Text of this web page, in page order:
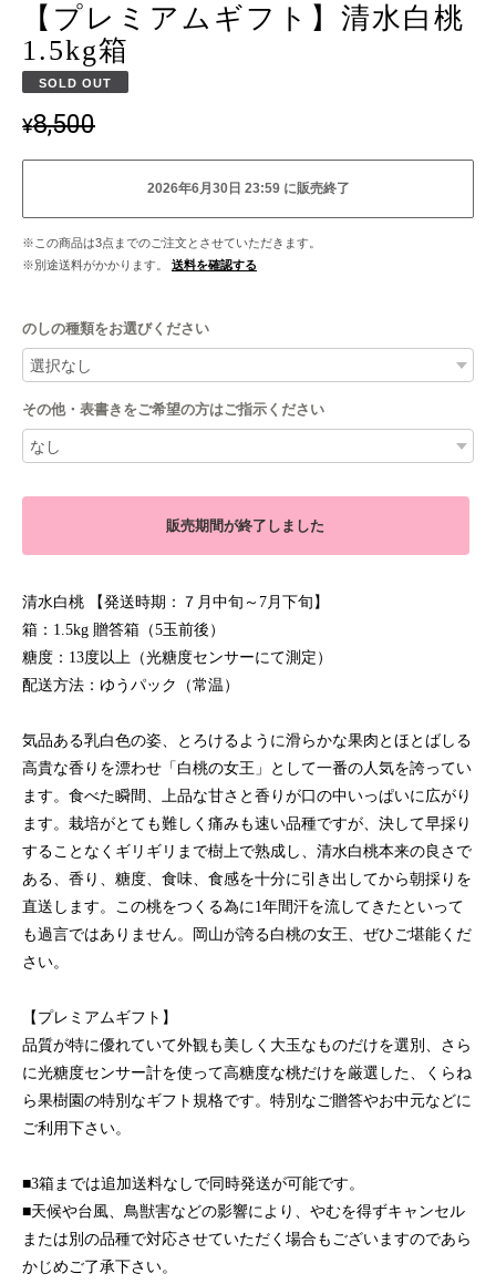
【プレミアムギフト】清水白桃
1.5kg箱
SOLD OUT
¥8,500
2026年6月30日 23:59 に販売終了
※この商品は3点までのご注文とさせていただきます。
※別途送料がかかります。
送料を確認する
のしの種類をお選びください
その他・表書きをご希望の方はご指示ください
販売期間が終了しました
清水白桃 【発送時期：７月中旬～7月下旬】
箱：1.5kg 贈答箱（5玉前後）
糖度：13度以上（光糖度センサーにて測定）
配送方法：ゆうパック（常温）
気品ある乳白色の姿、とろけるように滑らかな果肉とほとばしる
高貴な香りを漂わせ「白桃の女王」として一番の人気を誇ってい
ます。食べた瞬間、上品な甘さと香りが口の中いっぱいに広がり
ます。栽培がとても難しく痛みも速い品種ですが、決して早採り
することなくギリギリまで樹上で熟成し、清水白桃本来の良さで
ある、香り、糖度、食味、食感を十分に引き出してから朝採りを
直送します。この桃をつくる為に1年間汗を流してきたといって
も過言ではありません。岡山が誇る白桃の女王、ぜひご堪能くだ
さい。
【プレミアムギフト】
品質が特に優れていて外観も美しく大玉なものだけを選別、さら
に光糖度センサー計を使って高糖度な桃だけを厳選した、くらね
ら果樹園の特別なギフト規格です。特別なご贈答やお中元などに
ご利用下さい。
■3箱までは追加送料なしで同時発送が可能です。
■天候や台風、鳥獣害などの影響により、やむを得ずキャンセル
または別の品種で対応させていただく場合もございますのであら
かじめご了承下さい。